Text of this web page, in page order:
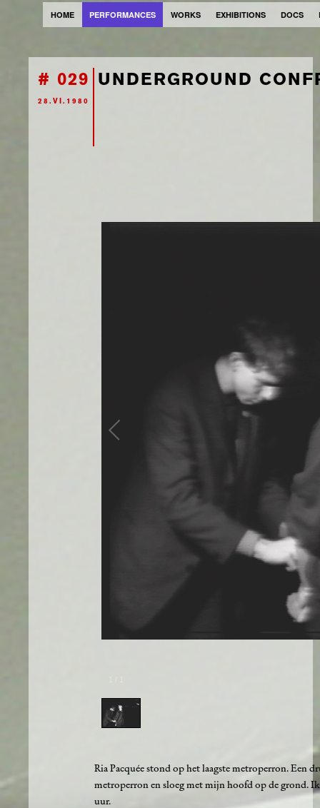
HOME PERFORMANCES WORKS EXHIBITIONS DOCS
# 029
28.VI.1980
UNDERGROUND
Ria Pacquée stond op het laagste metroperron. Een
metroperron en sloeg met mijn hoofd op de grond.
uur.